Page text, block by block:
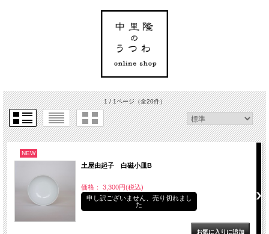
1 / 1ページ（全20件）
NEW
土屋由起子 白磁小皿B
価格： 3,300円(税込)
申し訳ございません、売り切れまし
た